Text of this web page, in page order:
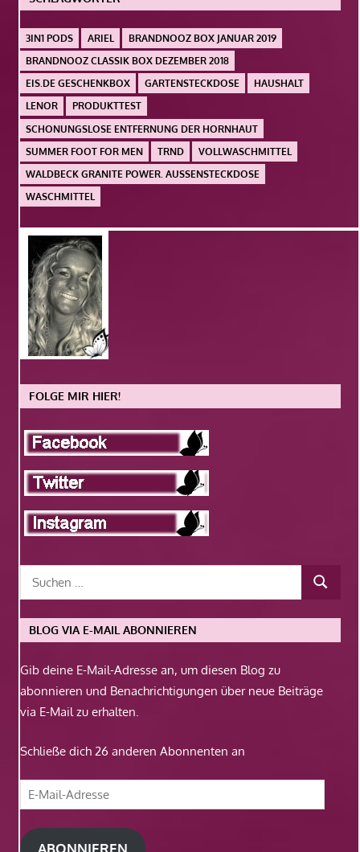
3IN1 PODS ARIEL
BRANDNOOZ BOX JANUAR 2019
BRANDNOOZ CLASSIK BOX DEZEMBER 2018
EIS.DE GESCHENKBOX
GARTENSTECKDOSE
HAUSHALT
LENOR
PRODUKTTEST
SCHONUNGSLOSE ENTFERNUNG DER HORNHAUT
SUMMER FOOT FOR MEN
TRND
VOLLWASCHMITTEL
WALDBECK GRANITE POWER. AUSSENSTECKDOSE
WASCHMITTEL
FOLGE MIR HIER!
BLOG VIA E-MAIL ABONNIEREN
Gib deine E-Mail-Adresse an, um diesen Blog zu
abonnieren und Benachrichtigungen über neue Beiträge
via E-Mail zu erhalten.
Schließe dich 26 anderen Abonnenten an
E-
Mail-
Adresse
ABONNIEREN